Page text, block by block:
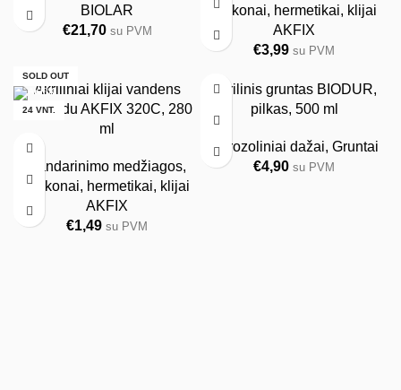
BIOLAR
€21,70 su PVM
Silikonai, hermetikai, klijai
AKFIX
€3,99 su PVM
SOLD OUT
24 VNT.
Akriliniai klijai vandens
pagrindu AKFIX 320C, 280
ml
Sandarinimo medžiagos,
Silikonai, hermetikai, klijai
AKFIX
€1,49 su PVM
Akrilinis gruntas BIODUR,
pilkas, 500 ml
Aerozoliniai dažai, Gruntai
€4,90 su PVM